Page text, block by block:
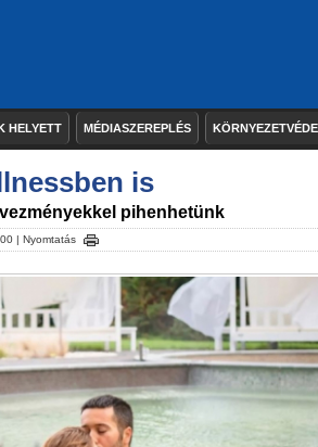
HELYETT MÉDIASZEREPLÉS
is
pihenhetünk
| Nyomtatás